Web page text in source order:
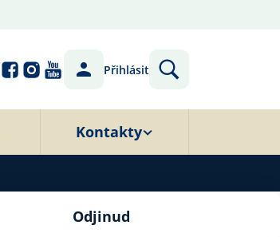
Přihlásit
Kontakty
Odjinud